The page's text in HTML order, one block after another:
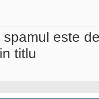
este
titlu